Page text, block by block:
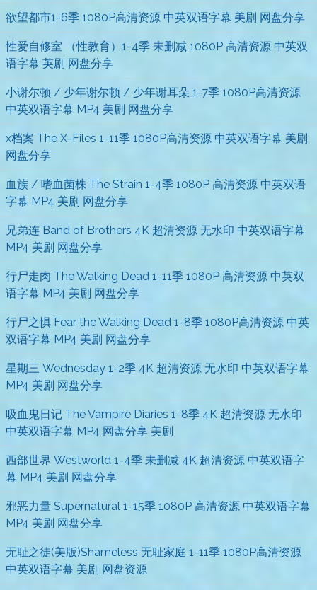
欲望都市1-6季 1080P高清资源 中英双语字幕 美剧 网盘分享
性爱自修室 （性教育）1-4季 未删减 1080P 高清资源 中英双
语字幕 英剧 网盘分享
小谢尔顿 / 少年谢尔顿 / 少年谢耳朵 1-7季 1080P高清资源
中英双语字幕 MP4 美剧 网盘分享
x档案 The X-Files 1-11季 1080P高清资源 中英双语字幕 美剧
网盘分享
血族 / 嗜血菌株 The Strain 1-4季 1080P 高清资源 中英双语
字幕 MP4 美剧 网盘分享
兄弟连 Band of Brothers 4K 超清资源 无水印 中英双语字幕
MP4 美剧 网盘分享
行尸走肉 The Walking Dead 1-11季 1080P 高清资源 中英双
语字幕 MP4 美剧 网盘分享
行尸之惧 Fear the Walking Dead 1-8季 1080P高清资源 中英
双语字幕 MP4 美剧 网盘分享
星期三 Wednesday 1-2季 4K 超清资源 无水印 中英双语字幕
MP4 美剧 网盘分享
吸血鬼日记 The Vampire Diaries 1-8季 4K 超清资源 无水印
中英双语字幕 MP4 网盘分享 美剧
西部世界 Westworld 1-4季 未删减 4K 超清资源 中英双语字
幕 MP4 美剧 网盘分享
邪恶力量 Supernatural 1-15季 1080P 高清资源 中英双语字幕
MP4 美剧 网盘分享
无耻之徒(美版)Shameless 无耻家庭 1-11季 1080P高清资源
中英双语字幕 美剧 网盘资源